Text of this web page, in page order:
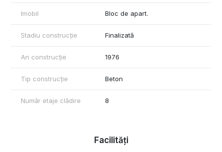
Imobil Bloc de apart.
Stadiu construcție Finalizată
An construcție 1976
Tip construcție Beton
Număr etaje clădire 8
Facilități